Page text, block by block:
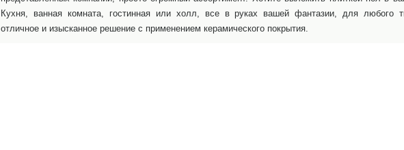
Кухня, ванная комната, гостинная или холл, все в руках вашей фантазии, для любого
отличное и изысканное решение с применением керамического покрытия.